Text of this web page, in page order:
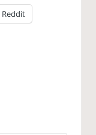
Reddit